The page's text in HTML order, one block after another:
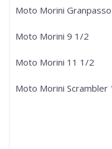
Moto Morini
Moto Morini 9 1/2
Moto Morini 11 1/2
Moto Morini Scrambler